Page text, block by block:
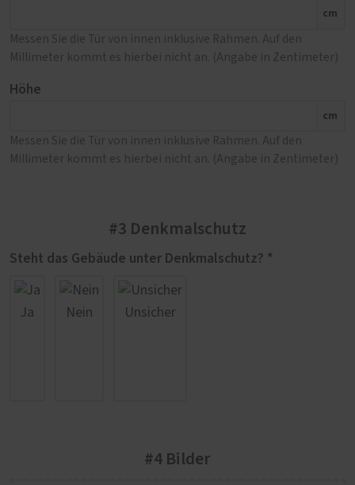
cm
Messen Sie die Tür von innen inklusive Rahmen. Auf den
Millimeter kommt es hierbei nicht an. (Angabe in Zentimeter)
Höhe
cm
Messen Sie die Tür von innen inklusive Rahmen. Auf den
Millimeter kommt es hierbei nicht an. (Angabe in Zentimeter)
#3 Denkmalschutz
Steht das Gebäude unter Denkmalschutz? *
Ja Nein Unsicher
#4 Bilder